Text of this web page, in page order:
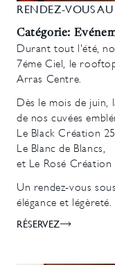
RENDEZ-VOUS
Catégorie:
Durant tout l'été,
7éme Ciel, le
Arras Centre.
Dès le mois de juin,
de nos cuvées
Le Black Création
Le Blanc de Blancs,
et Le Rosé Création
Un rendez-vous
élégance et légèreté.
RÉSERVEZ